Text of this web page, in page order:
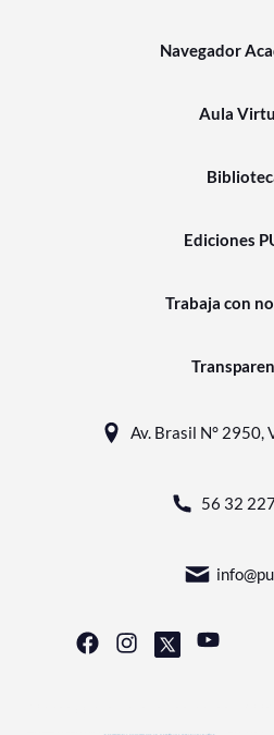
Navegador
Aula
Ediciones
Trabaja con
Av. Brasil N° 2950,
56 32